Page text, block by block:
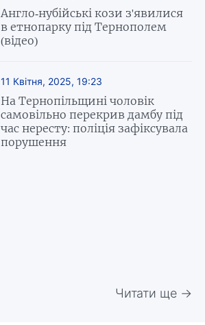
Англо-нубійські кози з'явилися
в етнопарку під Тернополем
(відео)
11 Квітня, 2025, 19:23
На Тернопільщині чоловік
самовільно перекрив дамбу під
час нересту: поліція зафіксувала
порушення
Читати ще →